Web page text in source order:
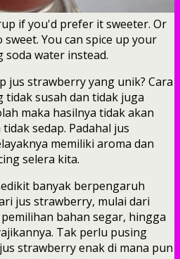
if you'd prefer it sweeter. Or
You can spice up your
water instead.
jus strawberry yang unik? Cara
tidak susah dan tidak juga
maka hasilnya tidak akan
sedap. Padahal jus
memiliki aroma dan
selera kita.
banyak berpengaruh
jus strawberry, mulai dari
bahan segar, hingga
Tak perlu pusing
strawberry enak di mana pun